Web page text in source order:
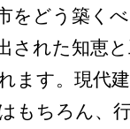
をどう築く
された知恵
ます。現代
もちろん、